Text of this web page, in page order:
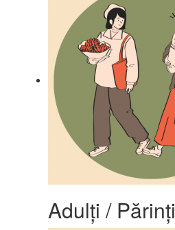
Adulți / Părinți